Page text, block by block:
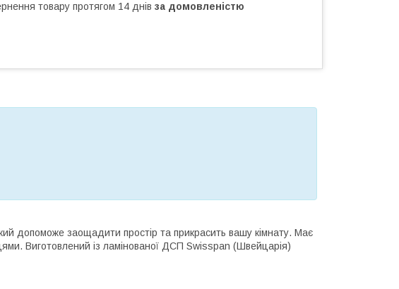
товару протягом 14 днів за домовленістю
допоможе заощадити простір та прикрасить вашу кімнату. Має
Виготовлений із ламінованої ДСП Swisspan (Швейцарія)